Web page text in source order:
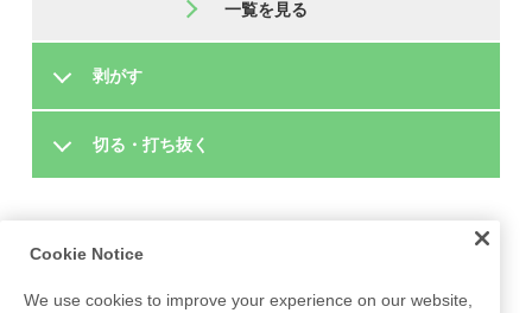
一覧を見る
剥がす
切る・打ち抜く
Cookie Notice
We use cookies to improve your experience on our website,